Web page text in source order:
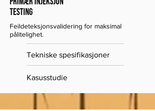
testing
Feildeteksjonsvalidering for maksimal
pålitelighet.
Tekniske spesifikasjoner
Kasusstudie